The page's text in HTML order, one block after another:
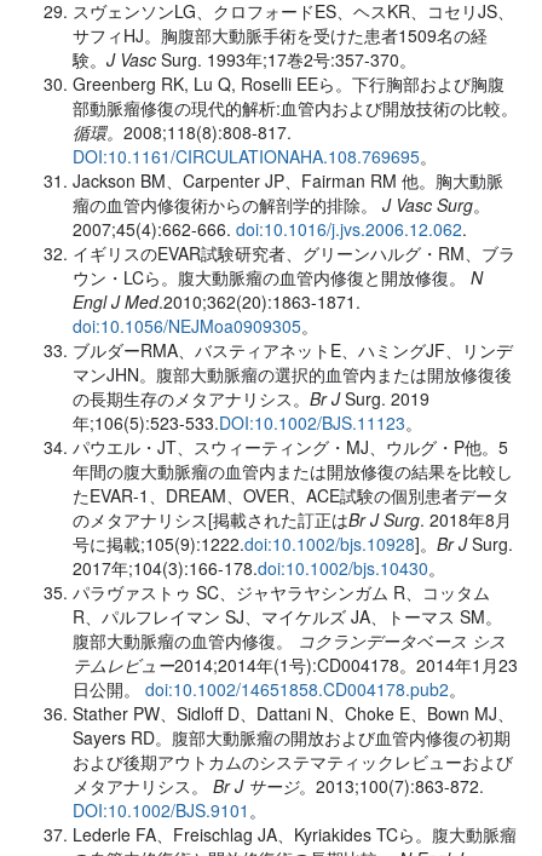
スヴェンソンLG、クロフォードES、ヘスKR、コセリJS、
サフィHJ。胸腹部大動脈手術を受けた患者1509名の経
験。 J Vasc Surg. 1993年;17巻2号:357-370。
Greenberg RK, Lu Q, Roselli EEら。下行胸部および胸腹
部動脈瘤修復の現代的解析:血管内および開放技術の比較。
循環。 2008;118(8):808-817.
DOI:10.1161/CIRCULATIONAHA.108.769695。
Jackson BM、Carpenter JP、Fairman RM 他。胸大動脈
瘤の血管内修復術からの解剖学的排除。 J Vasc Surg。
2007;45(4):662-666. doi:10.1016/j.jvs.2006.12.062.
イギリスのEVAR試験研究者、グリーンハルグ・RM、ブラ
ウン・LCら。腹大動脈瘤の血管内修復と開放修復。 N
Engl J Med.2010;362(20):1863-1871.
doi:10.1056/NEJMoa0909305。
ブルダーRMA、バスティアネットE、ハミングJF、リンデ
マンJHN。腹部大動脈瘤の選択的血管内または開放修復後
の長期生存のメタアナリシス。 Br J Surg. 2019
年;106(5):523-533.DOI:10.1002/BJS.11123。
パウエル・JT、スウィーティング・MJ、ウルグ・P他。5
年間の腹大動脈瘤の血管内または開放修復の結果を比較し
たEVAR-1、DREAM、OVER、ACE試験の個別患者データ
のメタアナリシス[掲載された訂正はBr J Surg. 2018年8月
号に掲載;105(9):1222.doi:10.1002/bjs.10928]。 Br J Surg.
2017年;104(3):166-178.doi:10.1002/bjs.10430。
パラヴァストゥ SC、ジャヤラヤシンガム R、コッタム
R、パルフレイマン SJ、マイケルズ JA、トーマス SM。
腹部大動脈瘤の血管内修復。 コクランデータベース シス
テムレビュー2014;2014年(1号):CD004178。2014年1月23
日公開。 doi:10.1002/14651858.CD004178.pub2。
Stather PW、Sidloff D、Dattani N、Choke E、Bown MJ、
Sayers RD。腹部大動脈瘤の開放および血管内修復の初期
および後期アウトカムのシステマティックレビューおよび
メタアナリシス。 Br J サージ。2013;100(7):863-872.
DOI:10.1002/BJS.9101 。
Lederle FA、Freischlag JA、Kyriakides TCら。腹大動脈瘤